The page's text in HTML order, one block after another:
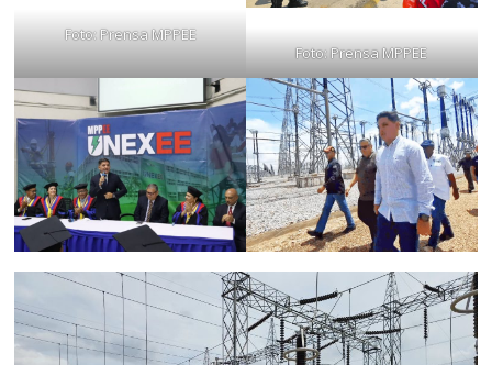
Foto: Prensa MPPEE
Foto: Prensa MPPEE